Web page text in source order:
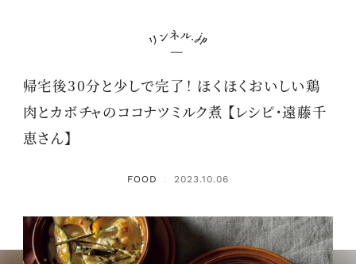
帰宅後30分と少しで完了！ ほくほくおいしい鶏
肉とカボチャのココナツミルク煮 【レシピ・遠藤千
恵さん】
FOOD ： 2023.10.06